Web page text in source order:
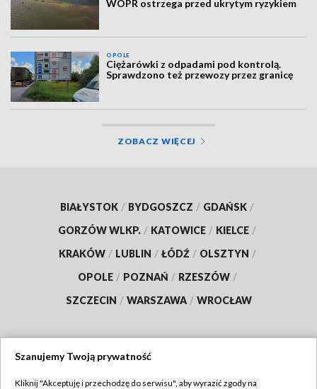
WOPR ostrzega przed ukrytym ryzykiem
OPOLE
Ciężarówki z odpadami pod kontrolą.
Sprawdzono też przewozy przez granicę
ZOBACZ WIĘCEJ
BIAŁYSTOK / BYDGOSZCZ / GDAŃSK /
GORZÓW WLKP. / KATOWICE / KIELCE /
KRAKÓW / LUBLIN / ŁÓDŹ / OLSZTYN /
OPOLE / POZNAŃ / RZESZÓW /
SZCZECIN / WARSZAWA / WROCŁAW
Szanujemy Twoją prywatność
Kliknij "Akceptuję i przechodzę do serwisu", aby wyrazić zgody na